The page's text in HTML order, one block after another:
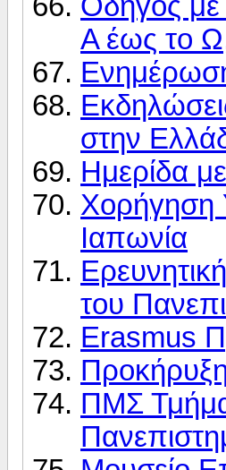
Α έως το
στην
Ημερίδα
Χορήγηση
Ιαπωνία
του
Erasmus
ΠΜΣ